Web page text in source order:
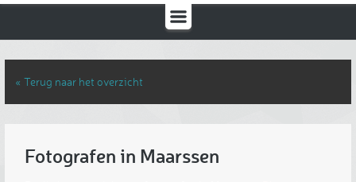
« Terug naar het overzicht
Fotografen in Maarssen